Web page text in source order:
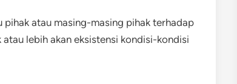
atau masing-masing pihak terhadap
lebih akan eksistensi kondisi-kondisi